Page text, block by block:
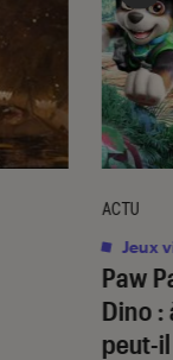
Paw
Dino :
peut-
ACTU
Jeux